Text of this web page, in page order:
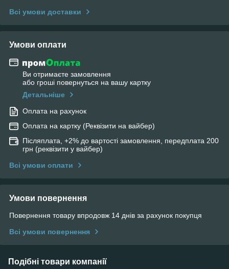
Всі умови доставки
Умови оплати
Ви отримаєте замовлення
або гроші повернуться на вашу картку
Детальніше
Оплата на рахунок
Оплата на картку (Реквізити на вайбер)
Післяплата, +2% до вартості замовлення, передплата 200
грн (реквізити у вайбер)
Всі умови оплати
Умови повернення
Повернення товару впродовж 14 днів за рахунок покупця
Всі умови повернення
Подібні товари компанії